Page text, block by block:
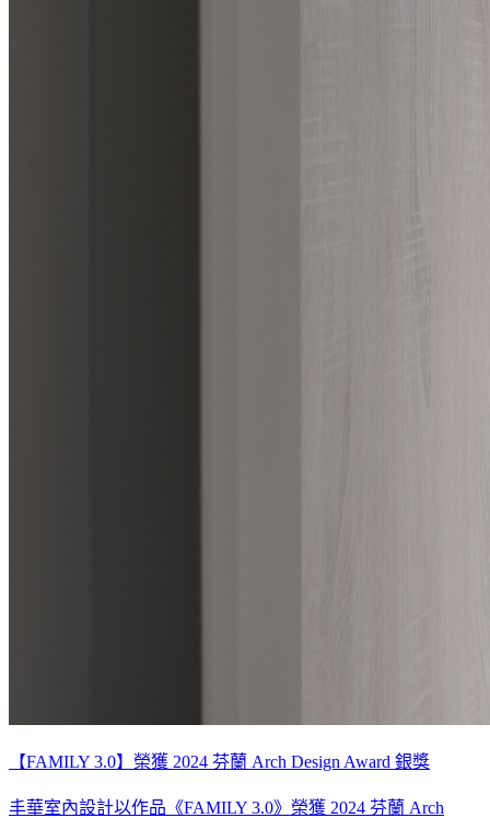
【FAMILY 3.0】榮獲 2024 芬蘭 Arch Design Award 銀獎
丰華室內設計以作品《FAMILY 3.0》榮獲 2024 芬蘭 Arch